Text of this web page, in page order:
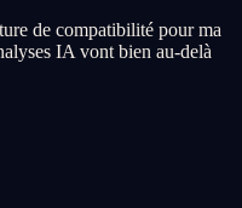
de compatibilité pour ma
IA vont bien au-delà